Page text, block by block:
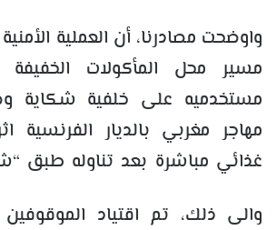
واوضحت مصادرنا، أن العملية
مسير محل المأكولات
مستخدميه على خلفية شكاية
مهاجر مغربي بالديار الفرنسية
غذائي مباشرة بعد تناوله طبق
والى ذلك، تم اقتياد الموقوفين